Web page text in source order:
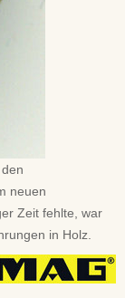
neuen
Zeit fehlte, war
in Holz.